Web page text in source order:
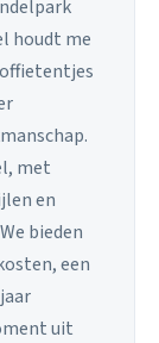
houdt me
met
en
bieden
een
uit